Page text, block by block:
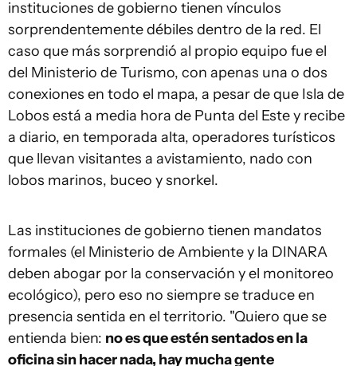
instituciones de gobierno tienen vínculos
sorprendentemente débiles dentro de la red. El
caso que más sorprendió al propio equipo fue el
del Ministerio de Turismo, con apenas una o dos
conexiones en todo el mapa, a pesar de que Isla de
Lobos está a media hora de Punta del Este y recibe
a diario, en temporada alta, operadores turísticos
que llevan visitantes a avistamiento, nado con
lobos marinos, buceo y snorkel.
Las instituciones de gobierno tienen mandatos
formales (el Ministerio de Ambiente y la DINARA
deben abogar por la conservación y el monitoreo
ecológico), pero eso no siempre se traduce en
presencia sentida en el territorio. "Quiero que se
entienda bien: no es que estén sentados en la
oficina sin hacer nada, hay mucha gente